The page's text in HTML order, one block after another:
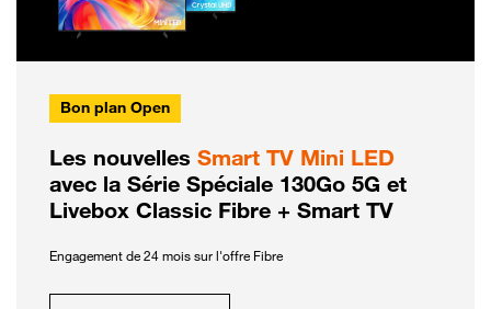
Bon plan Open
Les nouvelles Smart TV Mini LED
avec la Série Spéciale 130Go 5G et
Livebox Classic Fibre + Smart TV
Engagement de 24 mois sur l'offre Fibre